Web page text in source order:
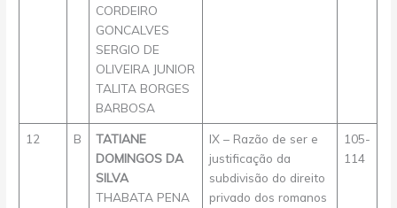
CORDEIRO
GONCALVES
SERGIO DE
OLIVEIRA JUNIOR
TALITA BORGES
BARBOSA
12 B
TATIANE
DOMINGOS DA
SILVA
THABATA PENA
IX – Razão de ser e
justificação da
subdivisão do direito
privado dos romanos
105-
114